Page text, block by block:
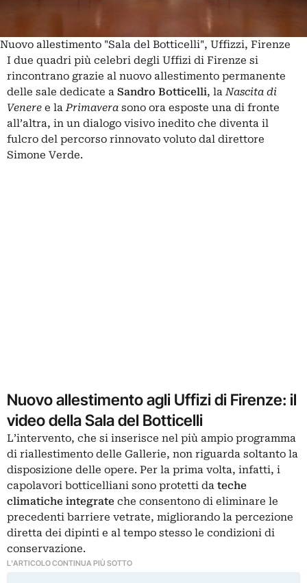
Nuovo allestimento "Sala del Botticelli", Uffizzi, Firenze
I due quadri più celebri degli Uffizi di Firenze si
rincontrano grazie al nuovo allestimento permanente
delle sale dedicate a Sandro Botticelli, laNascita di
Venere e laPrimavera sono ora esposte una di fronte
all’altra, in un dialogo visivo inedito che diventa il
fulcro del percorso rinnovato voluto dal direttore
Simone Verde.
Nuovo allestimento agli Uffizi di Firenze: il
video della Sala del Botticelli
L’intervento, che si inserisce nel più ampio programma
di riallestimento delle Gallerie, non riguarda soltanto la
disposizione delle opere. Per la prima volta, infatti, i
capolavori botticelliani sono protetti da teche
climatiche integrate che consentono di eliminare le
precedenti barriere vetrate, migliorando la percezione
diretta dei dipinti e al tempo stesso le condizioni di
conservazione.
L'ARTICOLO CONTINUA PIÙ SOTTO